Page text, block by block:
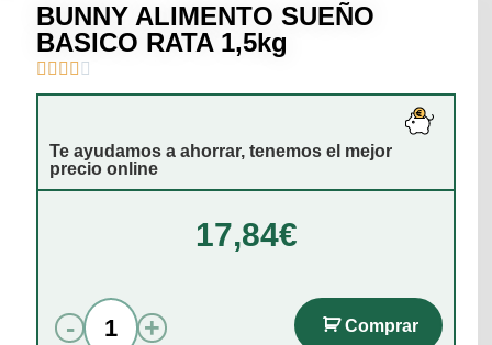
BUNNY ALIMENTO SUEÑO
BASICO RATA 1,5kg
    
Te ayudamos a ahorrar, tenemos el mejor
precio online
17,84€
- + Comprar